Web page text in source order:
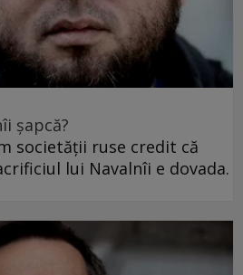
șapcă?
societății ruse credit că
lui Navalnîi e dovada.